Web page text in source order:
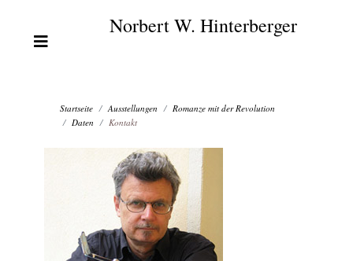
Norbert W. Hinterberger
Startseite Ausstellungen
Romanze mit der Revolution
Daten
Kontakt